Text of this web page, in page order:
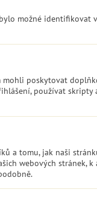
možné identifikovat
poskytovat
používat
a tomu, jak naši
webových stránek,